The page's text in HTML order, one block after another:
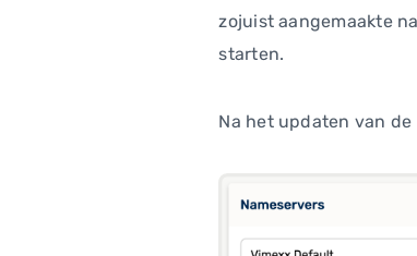
zojuist aangemaakte
starten.
Na het updaten van